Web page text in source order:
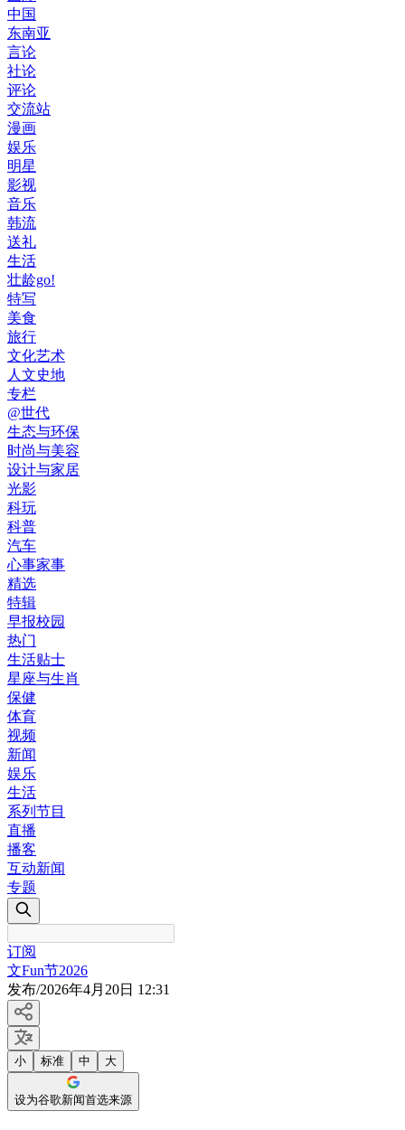
中国
东南亚
言论
社论
评论
交流站
漫画
娱乐
明星
影视
音乐
韩流
送礼
生活
壮龄go!
特写
美食
旅行
文化艺术
人文史地
专栏
@世代
生态与环保
时尚与美容
设计与家居
光影
科玩
科普
汽车
心事家事
精选
特辑
早报校园
热门
生活贴士
星座与生肖
保健
体育
视频
新闻
娱乐
生活
系列节目
直播
播客
互动新闻
专题
订阅
文Fun节2026
发布/2026年4月20日 12:31
小 标准 中 大
设为谷歌新闻首选来源